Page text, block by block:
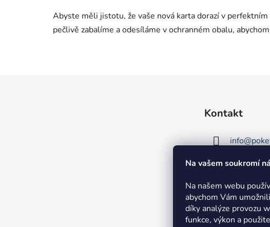
Na vašem soukromí
Na našem webu
abychom Vám
díky analýze provozu
funkce, výkon a
Abyste měli jistotu, že vaše nová karta dorazí v
pečlivě zabalíme a odesíláme v ochranném obalu,
Kontakt
info@
+420